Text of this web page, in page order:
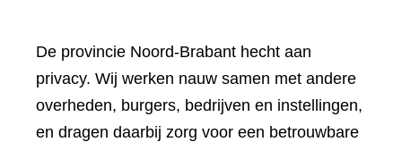
De provincie Noord-Brabant hecht aan
privacy. Wij werken nauw samen met andere
overheden, burgers, bedrijven en instellingen,
en dragen daarbij zorg voor een betrouwbare